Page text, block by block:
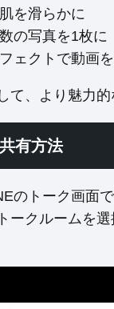
を滑らかに
の写真を1枚に
ェクトで動画
て、より魅力
有方法
のトーク画面
ークルームを選